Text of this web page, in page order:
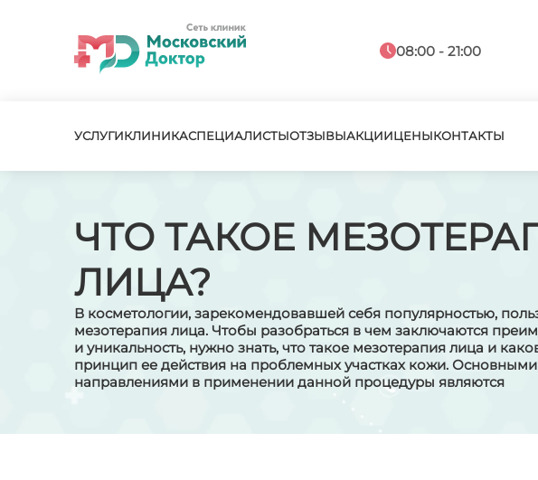
08:00 - 21:00
УСЛУГИКЛИНИКАСПЕЦИАЛИСТЫОТЗЫВЫАКЦИИЦЕНЫКОНТАКТЫ
ЧТО ТАКОЕ
ЛИЦА?
В косметологии, зарекомендовавшей себя популярностью,
мезотерапия лица. Чтобы разобраться в чем заключаются
и уникальность, нужно знать, что такое мезотерапия лица и
принцип ее действия на проблемных участках кожи. Основными
направлениями в применении данной процедуры являются